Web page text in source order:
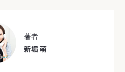
著者
新堀 萌